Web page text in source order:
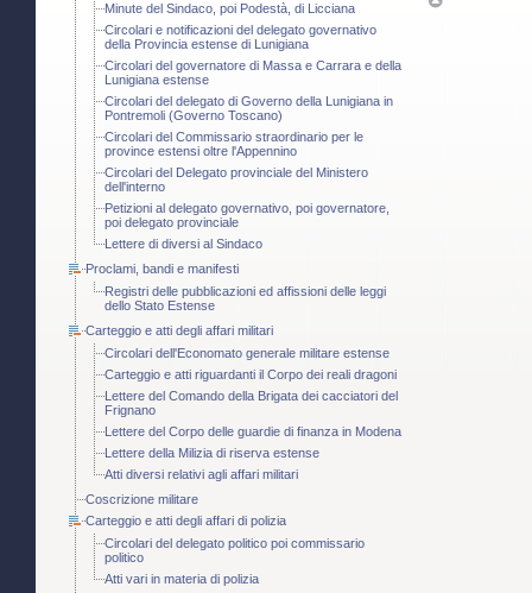
Minute del Sindaco, poi Podestà, di Licciana
Circolari e notificazioni del delegato governativo
della Provincia estense di Lunigiana
Circolari del governatore di Massa e Carrara e della
Lunigiana estense
Circolari del delegato di Governo della Lunigiana in
Pontremoli (Governo Toscano)
Circolari del Commissario straordinario per le
province estensi oltre l'Appennino
Circolari del Delegato provinciale del Ministero
dell'interno
Petizioni al delegato governativo, poi governatore,
poi delegato provinciale
Lettere di diversi al Sindaco
Proclami, bandi e manifesti
Registri delle pubblicazioni ed affissioni delle leggi
dello Stato Estense
Carteggio e atti degli affari militari
Circolari dell'Economato generale militare estense
Carteggio e atti riguardanti il Corpo dei reali dragoni
Lettere del Comando della Brigata dei cacciatori del
Frignano
Lettere del Corpo delle guardie di finanza in Modena
Lettere della Milizia di riserva estense
Atti diversi relativi agli affari militari
Coscrizione militare
Carteggio e atti degli affari di polizia
Circolari del delegato politico poi commissario
politico
Atti vari in materia di polizia